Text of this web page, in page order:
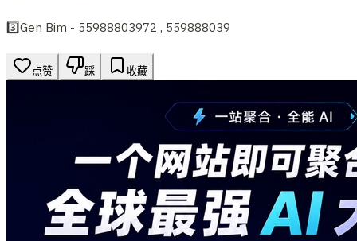
3️⃣Gen Bim - 55988803972 , 559888039
点赞 踩 收藏